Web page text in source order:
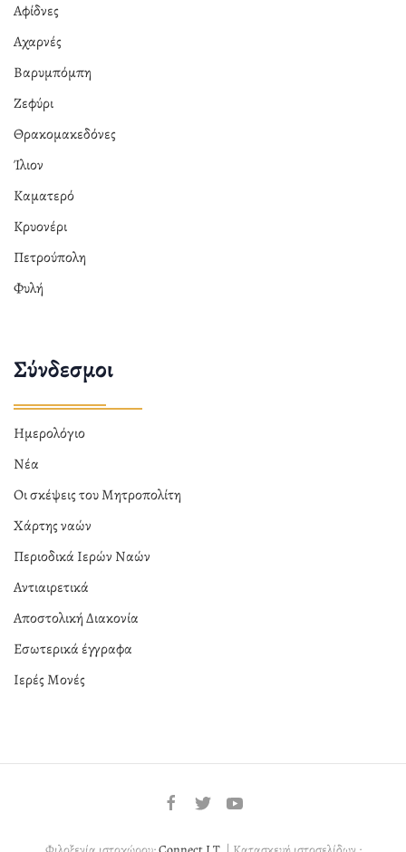
Αφίδνες
Αχαρνές
Βαρυμπόμπη
Ζεφύρι
Θρακομακεδόνες
Ίλιον
Καματερό
Κρυονέρι
Πετρούπολη
Φυλή
Σύνδεσμοι
Ημερολόγιο
Νέα
Οι σκέψεις του Μητροπολίτη
Χάρτης ναών
Περιοδικά Ιερών Ναών
Αντιαιρετικά
Αποστολική Διακονία
Εσωτερικά έγγραφα
Ιερές Μονές